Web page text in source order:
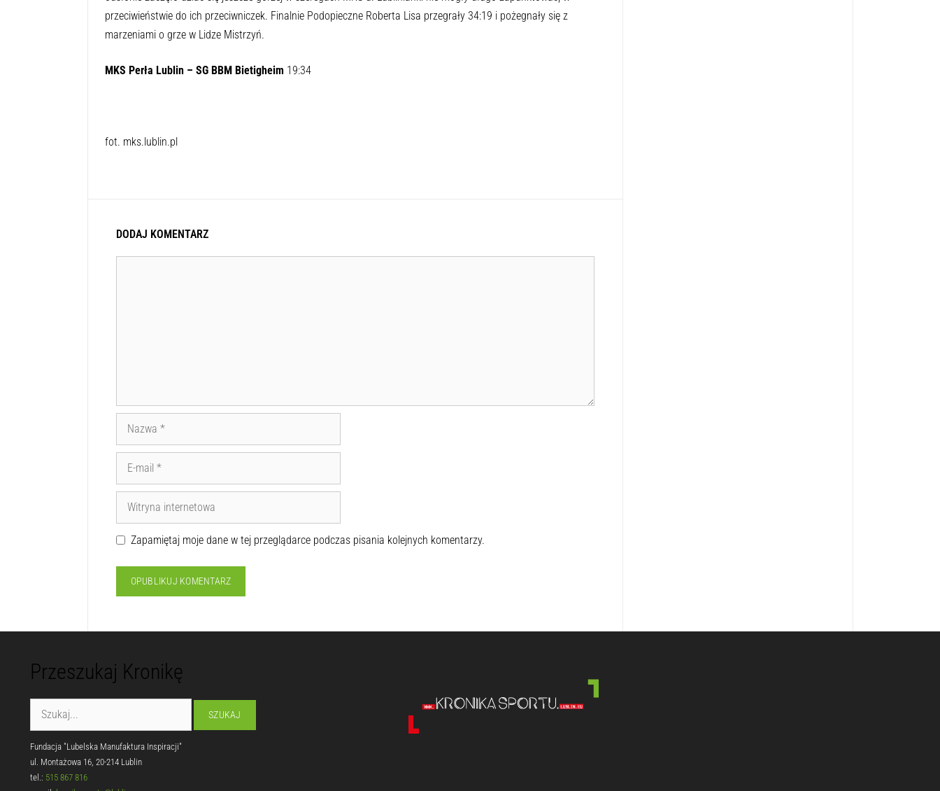
przeciwieństwie do ich przeciwniczek. Finalnie Podopieczne Roberta Lisa przegrały 34:19 i pożegnały się z
marzeniami o grze w Lidze Mistrzyń.
MKS Perła Lublin – SG BBM Bietigheim 19:34
fot. mks.lublin.pl
DODAJ KOMENTARZ
Zapamiętaj moje dane w tej przeglądarce podczas pisania kolejnych komentarzy.
Przeszukaj Kronikę
Fundacja "Lubelska Manufaktura Inspiracji"
ul. Montażowa 16, 20-214 Lublin
tel.: 515 867 816